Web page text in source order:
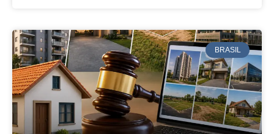
BRASIL